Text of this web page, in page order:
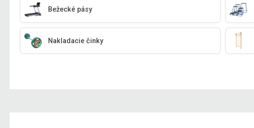
Bežecké pásy
Nakladacie činky